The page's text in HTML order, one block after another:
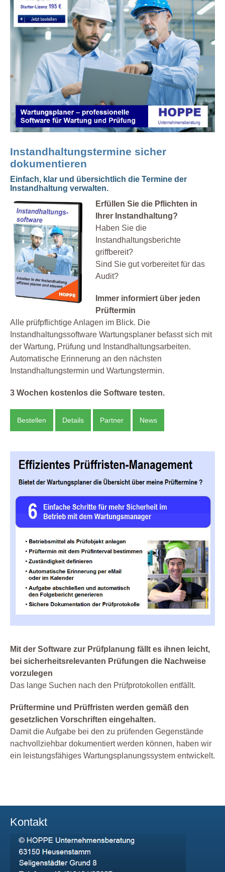
Instandhaltungstermine sicher
dokumentieren
Einfach, klar und übersichtlich die Termine der
Instandhaltung verwalten.
Erfüllen Sie die Pflichten in
Ihrer Instandhaltung?
Haben Sie die
Instandhaltungsberichte
griffbereit?
Sind Sie gut vorbereitet für das
Audit?
Immer informiert über jeden
Prüftermin
Alle prüfpflichtige Anlagen im Blick. Die
Instandhaltungssoftware Wartungsplaner befasst sich mit
der Wartung, Prüfung und Instandhaltungsarbeiten.
Automatische Erinnerung an den nächsten
Instandhaltungstermin und Wartungstermin.
3 Wochen kostenlos die Software testen.
Bestellen Details Partner News
Mit der Software zur Prüfplanung fällt es ihnen leicht,
bei sicherheitsrelevanten Prüfungen die Nachweise
vorzulegen
Das lange Suchen nach den Prüfprotokollen entfällt.
Prüftermine und Prüffristen werden gemäß den
gesetzlichen Vorschriften eingehalten.
Damit die Aufgabe bei den zu prüfenden Gegenstände
nachvollziehbar dokumentiert werden können, haben wir
ein leistungsfähiges Wartungsplanungssystem entwickelt.
Kontakt